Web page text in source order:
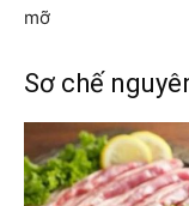
mỡ
Sơ chế